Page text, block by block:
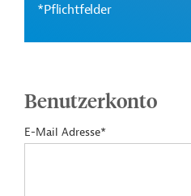
*Pflichtfelder
Benutzerkonto
E-Mail Adresse*